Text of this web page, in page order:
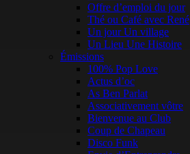
Offre d’emploi du jour
Thé ou Café avec René
Un jour Un village
Un Lieu Une Histoire
Émissions
100% Pop Love
Actus d’oc
As Ben Parlat
Associativement vôtre
Bienvenue au Club
Coup de Chapeau
Disco Funk